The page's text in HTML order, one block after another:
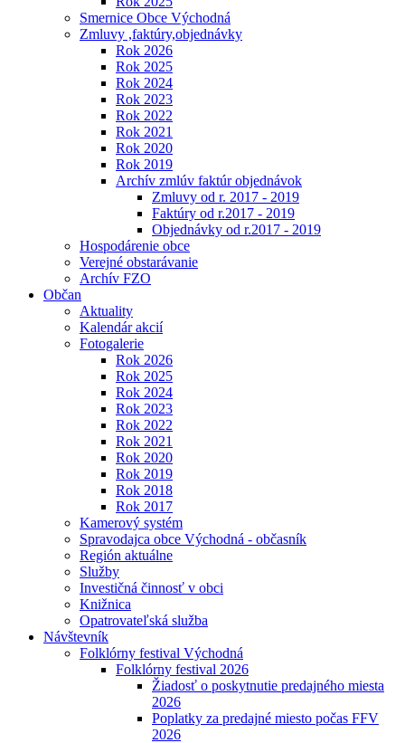
Smernice Obce Východná
Zmluvy ,faktúry,objednávky
Rok 2026
Rok 2025
Rok 2024
Rok 2023
Rok 2022
Rok 2021
Rok 2020
Rok 2019
Archív zmlúv faktúr objednávok
Zmluvy od r. 2017 - 2019
Faktúry od r.2017 - 2019
Objednávky od r.2017 - 2019
Hospodárenie obce
Verejné obstarávanie
Archív FZO
Občan
Aktuality
Kalendár akcií
Fotogalerie
Rok 2026
Rok 2025
Rok 2024
Rok 2023
Rok 2022
Rok 2021
Rok 2020
Rok 2019
Rok 2018
Rok 2017
Kamerový systém
Spravodajca obce Východná - občasník
Región aktuálne
Služby
Investičná činnosť v obci
Knižnica
Opatrovateľská služba
Návštevník
Folklórny festival Východná
Folklórny festival 2026
Žiadosť o poskytnutie predajného miesta
2026
Poplatky za predajné miesto počas FFV
2026